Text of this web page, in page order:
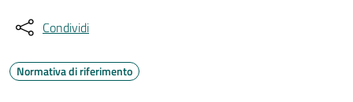
Condividi
Normativa di riferimento